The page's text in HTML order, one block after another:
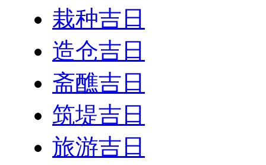
栽种吉日
造仓吉日
斋醮吉日
筑堤吉日
旅游吉日